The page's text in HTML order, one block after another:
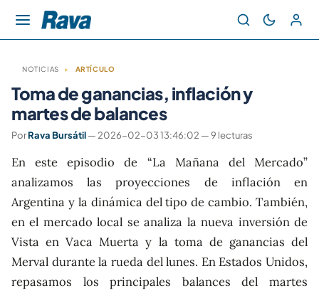
NOTICIAS ▸ ARTÍCULO
Toma de ganancias, inflación y
martes de balances
PorRava Bursátil— 2026-02-03 13:46:02 — 9 lecturas
En este episodio de “La Mañana del Mercado”
analizamos las proyecciones de inflación en
Argentina y la dinámica del tipo de cambio. También,
en el mercado local se analiza la nueva inversión de
Vista en Vaca Muerta y la toma de ganancias del
Merval durante la rueda del lunes. En Estados Unidos,
repasamos los principales balances del martes